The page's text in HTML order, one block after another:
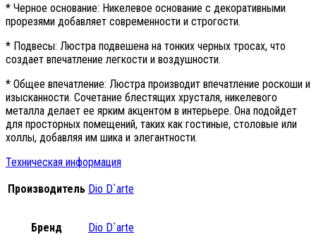
* Черное основание: Никелевое основание с декоративными
прорезями добавляет современности и строгости.
* Подвесы: Люстра подвешена на тонких черных тросах, что
создает впечатление легкости и воздушности.
* Общее впечатление: Люстра производит впечатление роскоши и
изысканности. Сочетание блестящих хрусталя, никелевого
металла делает ее ярким акцентом в интерьере. Она подойдет
для просторных помещений, таких как гостиные, столовые или
холлы, добавляя им шика и элегантности.
Техническая информация
Производитель Dio D`arte
Бренд Dio D`arte